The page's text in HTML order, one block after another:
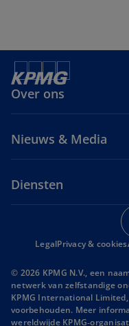
Over ons
Nieuws & Media
Diensten
LegalPrivacy & cookies
© 2026 KPMG N.V., een
netwerk van zelfstandige
KPMG International
voorbehouden. Meer
wereldwijde